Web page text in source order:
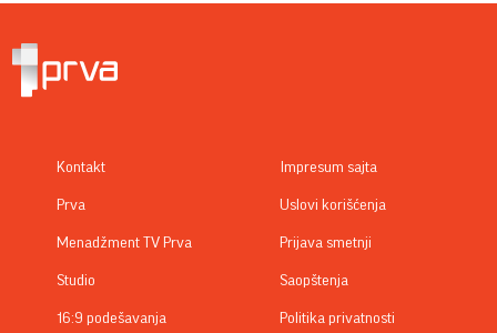
Kontakt
Prva
Menadžment TV Prva
Studio
16:9 podešavanja
Impresum sajta
Uslovi korišćenja
Prijava smetnji
Saopštenja
Politika privatnosti